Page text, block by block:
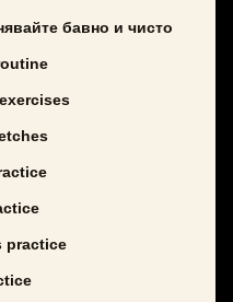
бавно и чисто
practice